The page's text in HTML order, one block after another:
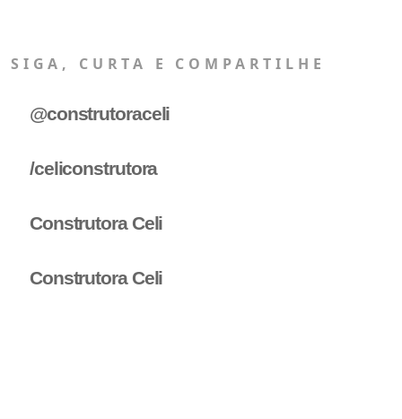
SIGA, CURTA E COMPARTILHE
@construtoraceli
/celiconstrutora
Construtora Celi
Construtora Celi